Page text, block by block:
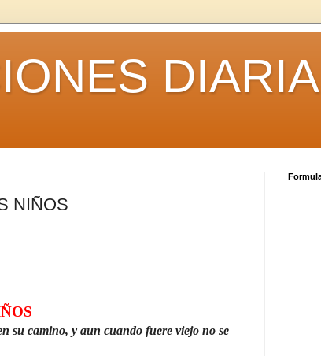
NIÑOS
su camino, y aun cuando fuere viejo no se